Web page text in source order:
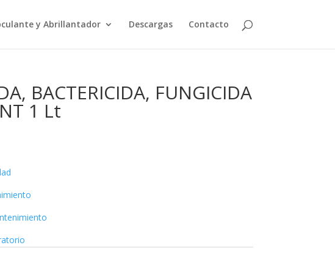
y Abrillantador Descargas Contacto
BACTERICIDA, FUNGICIDA
1 Lt